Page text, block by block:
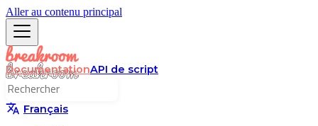
Aller au contenu principal
DocumentationAPI de script
Français